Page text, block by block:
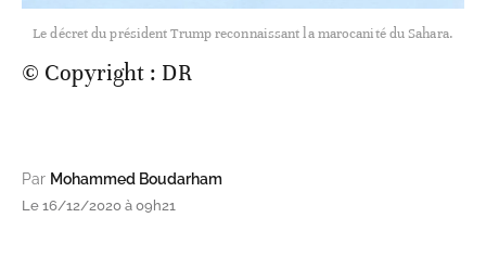
Le décret du président Trump reconnaissant la marocanité du Sahara.
© Copyright : DR
Par Mohammed Boudarham
Le 16/12/2020 à 09h21